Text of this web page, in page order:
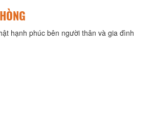
hạnh phúc bên người thân và gia đình